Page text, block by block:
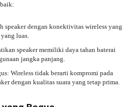
dengan konektivitas wireless yang
luas.
speaker memiliki daya tahan baterai
jangka panjang.
Wireless tidak berarti kompromi pada
dengan kualitas suara yang tetap prima.